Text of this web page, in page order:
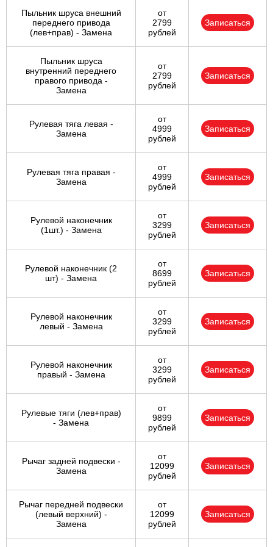
Пыльник шруса внешний
переднего привода
(лев+прав) - Замена
от
2799
рублей
Записаться
Пыльник шруса
внутренний переднего
правого привода -
Замена
от
2799
рублей
Записаться
Рулевая тяга левая -
Замена
от
4999
рублей
Записаться
Рулевая тяга правая -
Замена
от
4999
рублей
Записаться
Рулевой наконечник
(1шт.) - Замена
от
3299
рублей
Записаться
Рулевой наконечник (2
шт) - Замена
от
8699
рублей
Записаться
Рулевой наконечник
левый - Замена
от
3299
рублей
Записаться
Рулевой наконечник
правый - Замена
от
3299
рублей
Записаться
Рулевые тяги (лев+прав)
- Замена
от
9899
рублей
Записаться
Рычаг задней подвески -
Замена
от
12099
рублей
Записаться
Рычаг передней подвески
(левый верхний) -
Замена
от
12099
рублей
Записаться